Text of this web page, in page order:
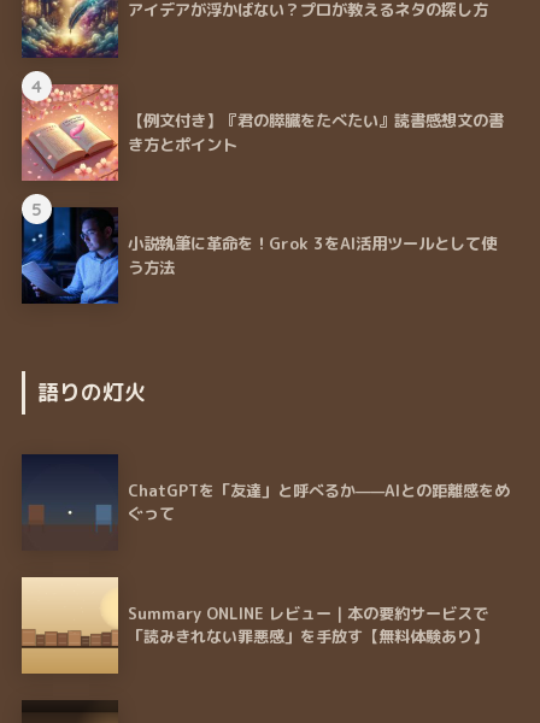
アイデアが浮かばない？プロが教えるネタの探し方
4
【例文付き】『君の膵臓をたべたい』読書感想文の書
き方とポイント
5
小説執筆に革命を！Grok 3をAI活用ツールとして使
う方法
語りの灯火
ChatGPTを「友達」と呼べるか——AIとの距離感をめ
ぐって
Summary ONLINE レビュー｜本の要約サービスで
「読みきれない罪悪感」を手放す【無料体験あり】